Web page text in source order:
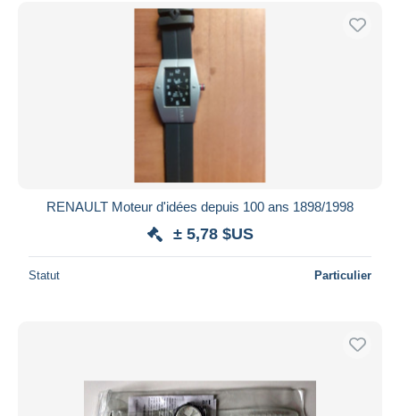
RENAULT Moteur d'idées depuis 100 ans 1898/1998
± 5,78 $US
Statut Particulier